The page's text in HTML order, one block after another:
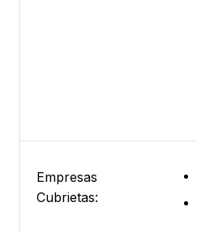
Empresas
Cubrietas: